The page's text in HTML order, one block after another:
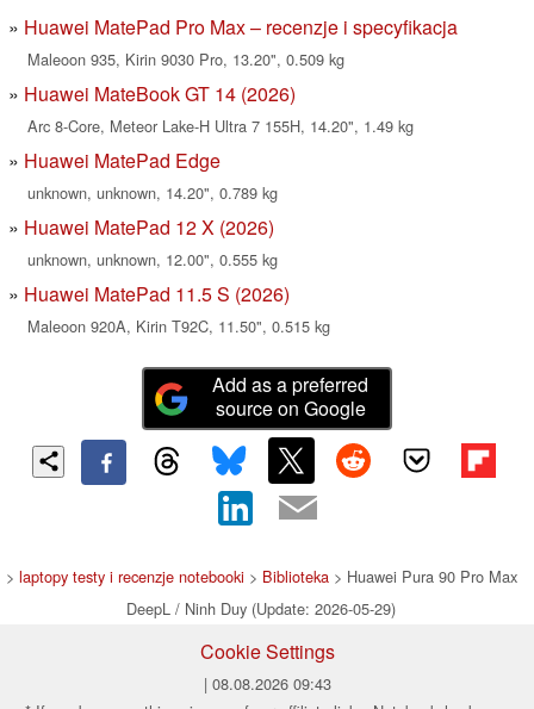
Huawei MatePad Pro Max – recenzje i specyfikacja
Maleoon 935, Kirin 9030 Pro, 13.20", 0.509 kg
Huawei MateBook GT 14 (2026)
Arc 8-Core, Meteor Lake-H Ultra 7 155H, 14.20", 1.49 kg
Huawei MatePad Edge
unknown, unknown, 14.20", 0.789 kg
Huawei MatePad 12 X (2026)
unknown, unknown, 12.00", 0.555 kg
Huawei MatePad 11.5 S (2026)
Maleoon 920A, Kirin T92C, 11.50", 0.515 kg
Add as a preferred
source on Google
> laptopy testy i recenzje notebooki > Biblioteka> Huawei Pura 90 Pro Max
DeepL / Ninh Duy (Update: 2026-05-29)
Cookie Settings
| 08.08.2026 09:43